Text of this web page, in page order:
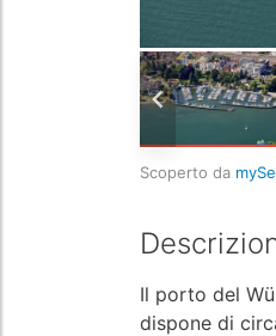
Scoperto da
Il porto del
dispone di